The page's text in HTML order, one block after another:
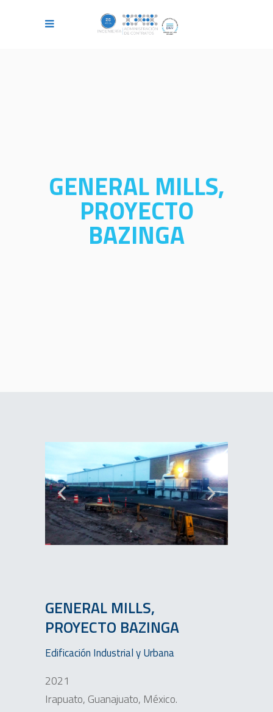
GENERAL MILLS,
PROYECTO
BAZINGA
GENERAL MILLS,
PROYECTO BAZINGA
Edificación Industrial y Urbana
2021
Irapuato, Guanajuato, México.